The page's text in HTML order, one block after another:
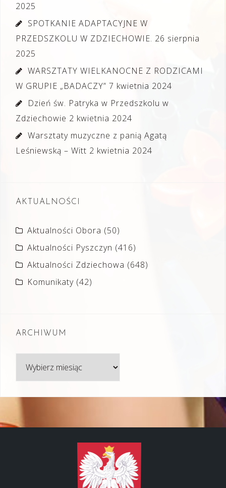
2025
SPOTKANIE ADAPTACYJNE W
PRZEDSZKOLU W ZDZIECHOWIE. 26 sierpnia
2025
WARSZTATY WIELKANOCNE Z RODZICAMI
W GRUPIE „BADACZY” 7 kwietnia 2024
Dzień św. Patryka w Przedszkolu w
Zdziechowie 2 kwietnia 2024
Warsztaty muzyczne z panią Agatą
Leśniewską – Witt 2 kwietnia 2024
AKTUALNOŚCI
Aktualności Obora (50)
Aktualności Pyszczyn (416)
Aktualności Zdziechowa (648)
Komunikaty (42)
ARCHIWUM